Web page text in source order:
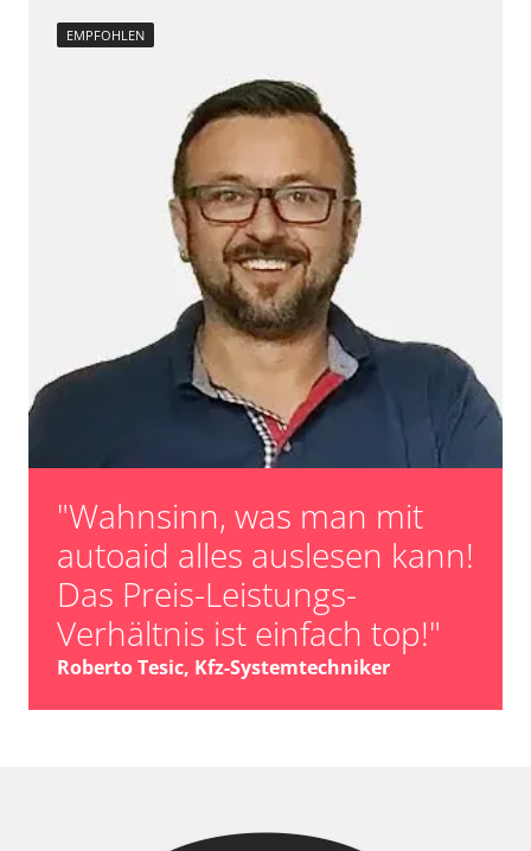
EMPFOHLEN
"Wahnsinn, was man mit
autoaid alles auslesen kann!
Das Preis-Leistungs-
Verhältnis ist einfach top!"
Roberto Tesic, Kfz-Systemtechniker